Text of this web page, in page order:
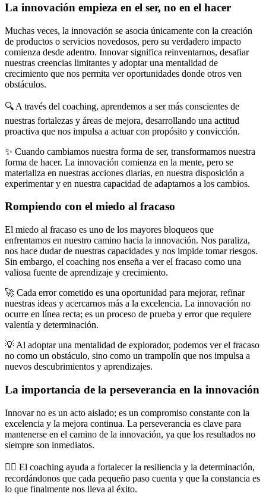
La innovación empieza en el ser, no en el hacer
Muchas veces, la innovación se asocia únicamente con la creación
de productos o servicios novedosos, pero su verdadero impacto
comienza desde adentro. Innovar significa reinventarnos, desafiar
nuestras creencias limitantes y adoptar una mentalidad de
crecimiento que nos permita ver oportunidades donde otros ven
obstáculos.
🔍 A través del coaching, aprendemos a ser más conscientes de
nuestras fortalezas y áreas de mejora, desarrollando una actitud
proactiva que nos impulsa a actuar con propósito y convicción.
✨ Cuando cambiamos nuestra forma de ser, transformamos nuestra
forma de hacer. La innovación comienza en la mente, pero se
materializa en nuestras acciones diarias, en nuestra disposición a
experimentar y en nuestra capacidad de adaptarnos a los cambios.
Rompiendo con el miedo al fracaso
El miedo al fracaso es uno de los mayores bloqueos que
enfrentamos en nuestro camino hacia la innovación. Nos paraliza,
nos hace dudar de nuestras capacidades y nos impide tomar riesgos.
Sin embargo, el coaching nos enseña a ver el fracaso como una
valiosa fuente de aprendizaje y crecimiento.
🚀 Cada error cometido es una oportunidad para mejorar, refinar
nuestras ideas y acercarnos más a la excelencia. La innovación no
ocurre en línea recta; es un proceso de prueba y error que requiere
valentía y determinación.
💡 Al adoptar una mentalidad de explorador, podemos ver el fracaso
no como un obstáculo, sino como un trampolín que nos impulsa a
nuevos descubrimientos y aprendizajes.
La importancia de la perseverancia en la innovación
Innovar no es un acto aislado; es un compromiso constante con la
excelencia y la mejora continua. La perseverancia es clave para
mantenerse en el camino de la innovación, ya que los resultados no
siempre son inmediatos.
🧗‍♂️ El coaching ayuda a fortalecer la resiliencia y la determinación,
recordándonos que cada pequeño paso cuenta y que la constancia es
lo que finalmente nos lleva al éxito.